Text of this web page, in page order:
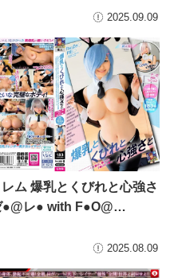
2025.09.09
ム 爆乳とくびれと心強さ
●@レ● with F●O@…
2025.08.09